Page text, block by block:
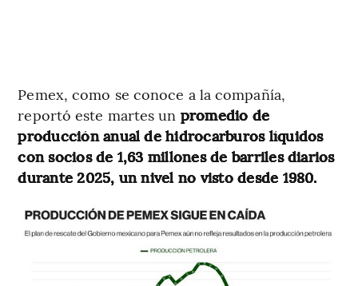
Pemex, como se conoce a la compañía,
reportó este martes un promedio de
producción anual de hidrocarburos líquidos
con socios de 1,63 millones de barriles diarios
durante 2025, un nivel no visto desde 1980.